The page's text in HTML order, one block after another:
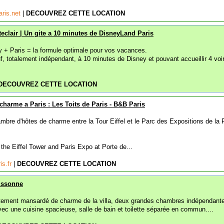
DECOUVREZ CETTE LOCATION
| Un gite a 10 minutes de DisneyLand Paris
+ Paris = la formule optimale pour vos vacances.
totalement indépendant, à 10 minutes de Disney et pouvant accueillir 4
CETTE LOCATION
a Paris : Les Toits de Paris - B&B Paris
d'hôtes de charme entre la Tour Eiffel et le Parc des Expositions de la
Eiffel Tower and Paris Expo at Porte de...
DECOUVREZ CETTE LOCATION
mansardé de charme de la villa, deux grandes chambres
une cuisine spacieuse, salle de bain et toilette séparée en commun....